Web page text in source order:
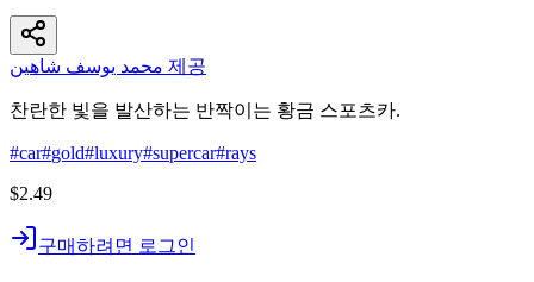
محمد يوسف شاهين 제공
찬란한 빛을 발산하는 반짝이는 황금 스포츠카.
#car#gold#luxury#supercar#rays
$2.49
구매하려면 로그인